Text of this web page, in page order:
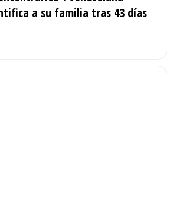
a su familia tras 43 días